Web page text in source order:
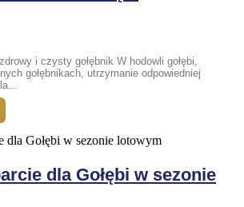
i czysty gołębnik W hodowli gołębi,
gołębnikach, utrzymanie odpowiedniej
dla Gołębi w sezonie